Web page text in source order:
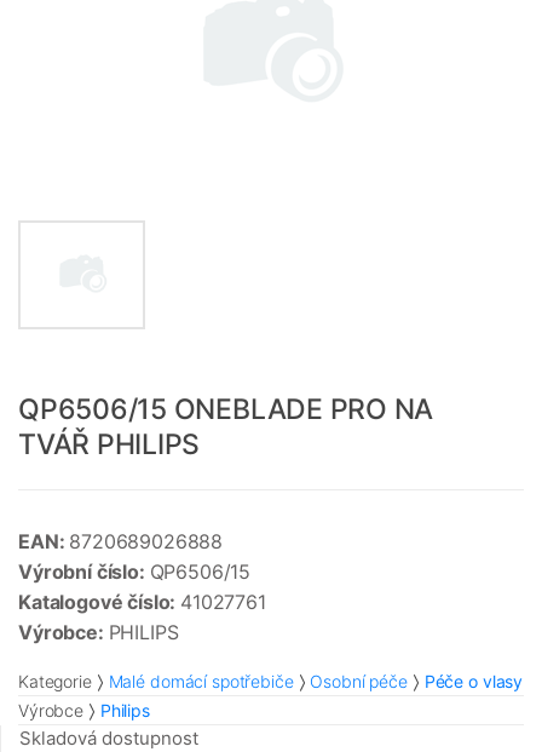
QP6506/15 ONEBLADE PRO NA
TVÁŘ PHILIPS
EAN: 8720689026888
Výrobní číslo: QP6506/15
Katalogové číslo: 41027761
Výrobce: PHILIPS
Kategorie Malé domácí spotřebiče Osobní péče
Péče o vlasy
Výrobce
Philips
Skladová dostupnost